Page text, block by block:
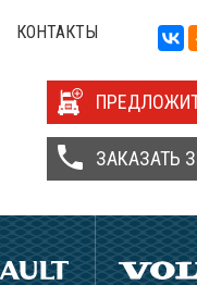
КОНТАКТЫ
ЗАКАЗАТЬ